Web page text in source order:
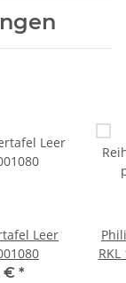
Leer
€ *